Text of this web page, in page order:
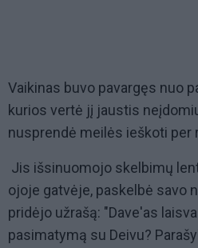
Vaikinas buvo pavargęs nuo
kurios vertė jį jaustis
nusprendė meilės ieškoti per
Jis išsinuomojo skelbimų
ojoje gatvėje, paskelbė savo
pridėjo užrašą: "Dave'as
pasimatymą su Deivu?